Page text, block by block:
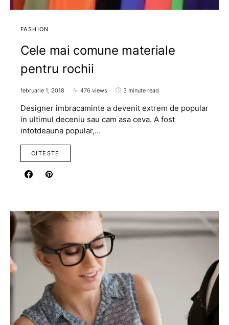
FASHION
Cele mai comune materiale
pentru rochii
februarie 1, 2018 476 views 3 minute read
Designer imbracaminte a devenit extrem de popular
in ultimul deceniu sau cam asa ceva. A fost
intotdeauna popular,…
CITESTE